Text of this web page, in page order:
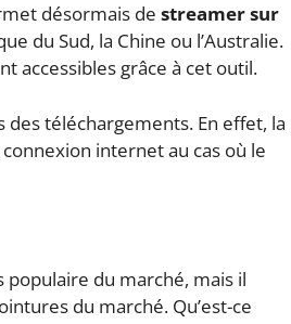
désormais de streamer sur
du Sud, la Chine ou l’Australie.
accessibles grâce à cet outil.
téléchargements. En effet, la
internet au cas où le
populaire du marché, mais il
du marché. Qu’est-ce